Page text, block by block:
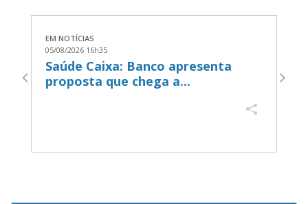
EM NOTÍCIAS
05/08/2026 16h35
Saúde Caixa: Banco apresenta
proposta que chega a...